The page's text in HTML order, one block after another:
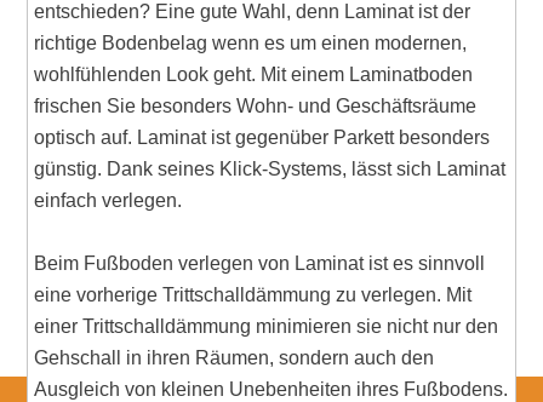
entschieden? Eine gute Wahl, denn Laminat ist der
richtige Bodenbelag wenn es um einen modernen,
wohlfühlenden Look geht. Mit einem Laminatboden
frischen Sie besonders Wohn- und Geschäftsräume
optisch auf. Laminat ist gegenüber Parkett besonders
günstig. Dank seines Klick-Systems, lässt sich Laminat
einfach verlegen.
Beim Fußboden verlegen von Laminat ist es sinnvoll
eine vorherige Trittschalldämmung zu verlegen. Mit
einer Trittschalldämmung minimieren sie nicht nur den
Gehschall in ihren Räumen, sondern auch den
Ausgleich von kleinen Unebenheiten ihres Fußbodens.